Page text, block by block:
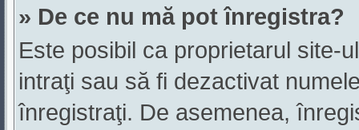
» De ce nu mă pot înregistra?
Este posibil ca proprietarul site-
intraţi sau să fi dezactivat
înregistraţi. De asemenea,